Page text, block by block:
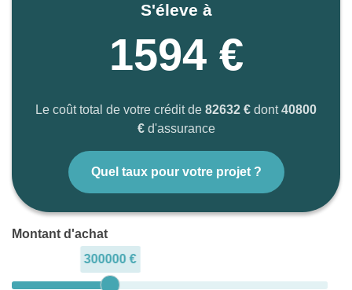
S'éleve à
1594 €
Le coût total de votre crédit de 82632 € dont40800
€d'assurance
Quel taux pour votre projet ?
Montant d'achat
300000 €